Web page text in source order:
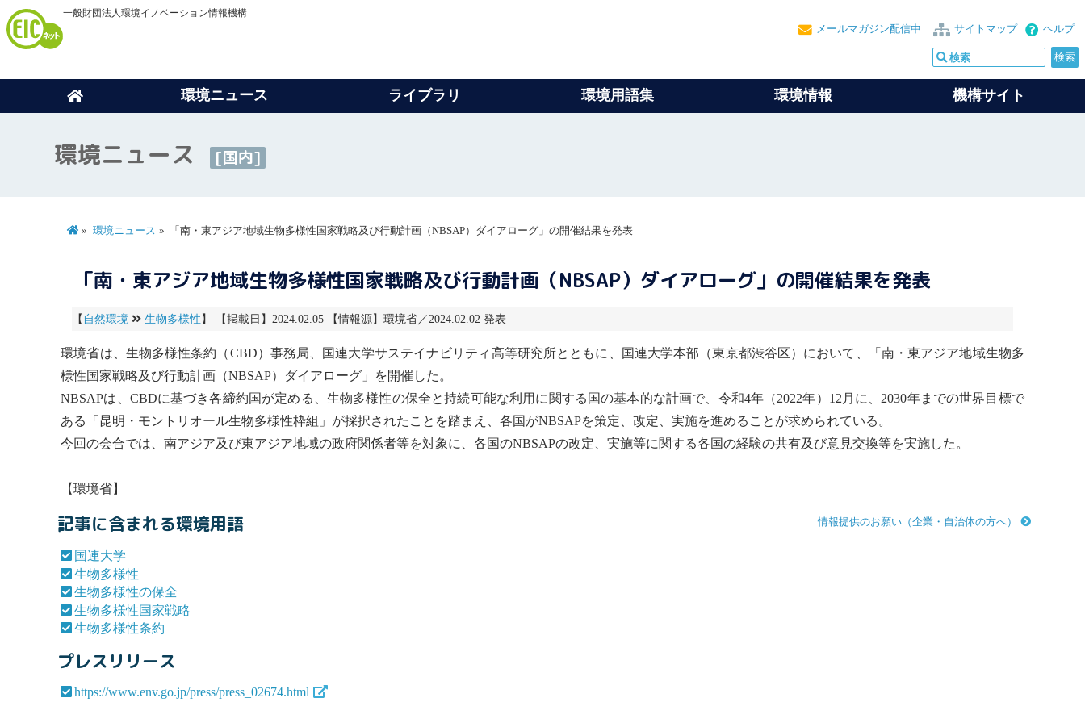
一般財団法人環境イノベーション情報機構
ヘルプ
サイトマップ
メールマガジン配信中
環境ニュース ライブラリ 環境用語集 環境情報 機構サイト
環境ニュース [国内]
環境ニュース 「南・東アジア地域生物多様性国家戦略及び行動計画（NBSAP）ダイアローグ」の開催結果を発表
「南・東アジア地域生物多様性国家戦略及び行動計画（NBSAP）ダイアローグ」の開催結果を発表
【 自然環境 生物多様性 】 【掲載日】2024.02.05 【情報源】環境省／2024.02.02 発表
環境省は、 生物多様性条約（CBD）事務局、 国連大学サステイナビリティ高等研究所とともに、 国連大学本部（東京都渋谷区）において、「南・東アジア地域生物多
様性国家戦略及び行動計画（NBSAP）ダイアローグ」を開催した。
NBSAPは、CBDに基づき各締約国が定める、 生物多様性の保全と持続可能な利用に関する国の基本的な計画で、令和4年（2022年）12月に、2030年までの世界目標で
ある「昆明・モントリオール生物多様性枠組」が採択されたことを踏まえ、各国がNBSAPを策定、改定、実施を進めることが求められている。
今回の会合では、南アジア及び東アジア地域の政府関係者等を対象に、各国のNBSAPの改定、実施等に関する各国の経験の共有及び意見交換等を実施した。
【環境省】
情報提供のお願い（企業・自治体の方へ）
記事に含まれる環境用語
国連大学
生物多様性
生物多様性の保全
生物多様性国家戦略
生物多様性条約
プレスリリース
https://www.env.go.jp/press/press_02674.html